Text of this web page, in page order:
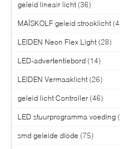
geleid lineair licht (36)
MAÏSKOLF geleid strooklicht
LEIDEN Neon Flex Light (28)
LED-advertentiebord (14)
LEIDEN Vermaaklicht (26)
geleid licht Controller (46)
LED stuurprogramma voeding
smd geleide diode (75)